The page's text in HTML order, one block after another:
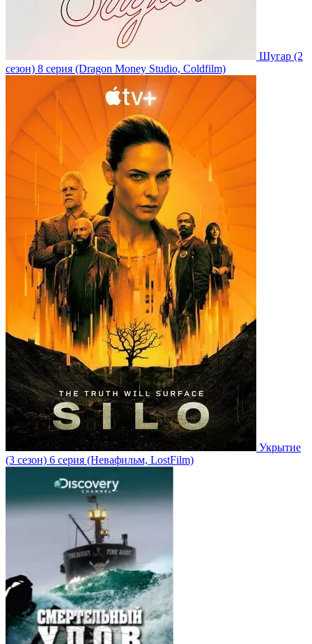
Шугар (2
сезон) 8 серия (Dragon Money Studio, Coldfilm)
Укрытие
(3 сезон) 6 серия (Невафильм, LostFilm)